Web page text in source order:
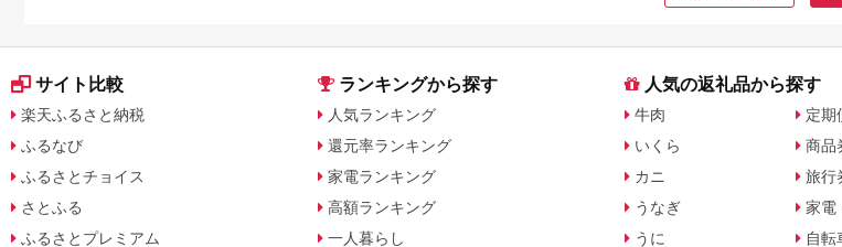
サイト比較
楽天ふるさと納税
ふるなび
ふるさとチョイス
さとふる
ふるさとプレミアム
ランキングから探す
人気ランキング
還元率ランキング
家電ランキング
高額ランキング
一人暮らし
人気の返礼品から探す
牛肉
いくら
カニ
うなぎ
うに
定期
商品
旅行
家電
自転